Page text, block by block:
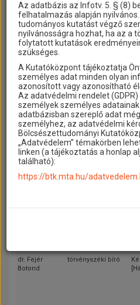
Az adatbázis az Infotv. 5. § (8)
felhatalmazás alapján
tudományos kutatást végző
nyilvánosságra hozhat, ha az a
folytatott kutatások
szükséges.
A Kutatóközpont tájékoztatja
személyes adat minden olyan
azonosított vagy azonosítható
Az adatvédelmi rendelet
személyek személyes
adatbázisban szereplő adat
személyhez, az adatvédelmi
Bölcsészettudományi
„Adatvédelem” témakörben
linken (a tájékoztatás a honlap
található):
https://btk.mta.hu/
Sándor
dr. Ferenczy főtitkár
dr. Fényes Pál
dr. Fenessy
Ferencné
táblabíró neje
dr. Felszeghy
Ernő
ügyvéd
dr. Felfalusi
Béláné
táblabíróné
dr. Fejes Béla
kolozsvári
rokkant főhadnagy
dr. Fejes Béla százados
dr. Fejér
Botond
törvényszéki bíró